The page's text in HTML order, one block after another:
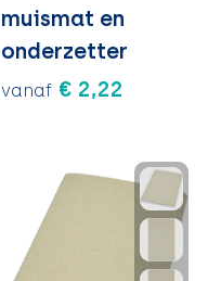
muismat en
onderzetter
vanaf € 2,22